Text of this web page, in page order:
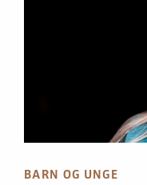
BARN OG UNGE